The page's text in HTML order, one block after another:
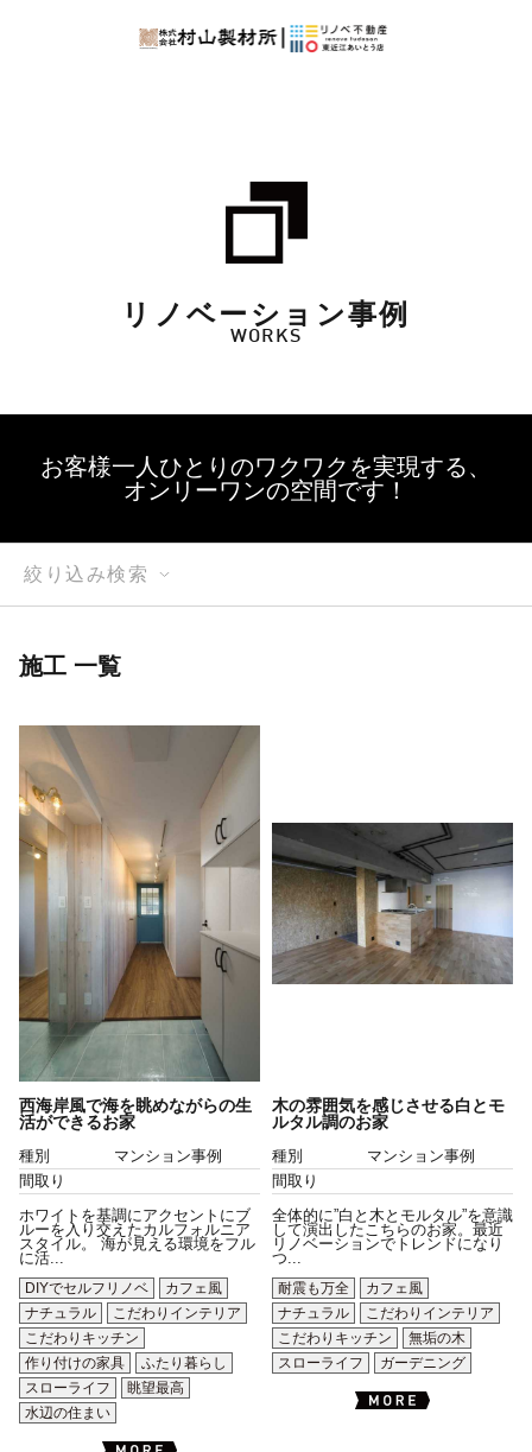
リノベーション事例
WORKS
お客様一人ひとりのワクワクを実現する、
オンリーワンの空間です！
絞り込み検索
施工 一覧
西海岸風で海を眺めながらの生
活ができるお家
種別
マンション事例
間取り
ホワイトを基調にアクセントにブ
ルーを入り交えたカルフォルニア
スタイル。 海が見える環境をフル
に活...
DIYでセルフリノベ
カフェ風
ナチュラル
こだわりインテリア
こだわりキッチン
作り付けの家具
ふたり暮らし
スローライフ
眺望最高
水辺の住まい
木の雰囲気を感じさせる白とモ
ルタル調のお家
種別
マンション事例
間取り
全体的に”白と木とモルタル”を意識
して演出したこちらのお家。最近
リノベーションでトレンドになり
つ...
耐震も万全
カフェ風
ナチュラル
こだわりインテリア
こだわりキッチン
無垢の木
スローライフ
ガーデニング